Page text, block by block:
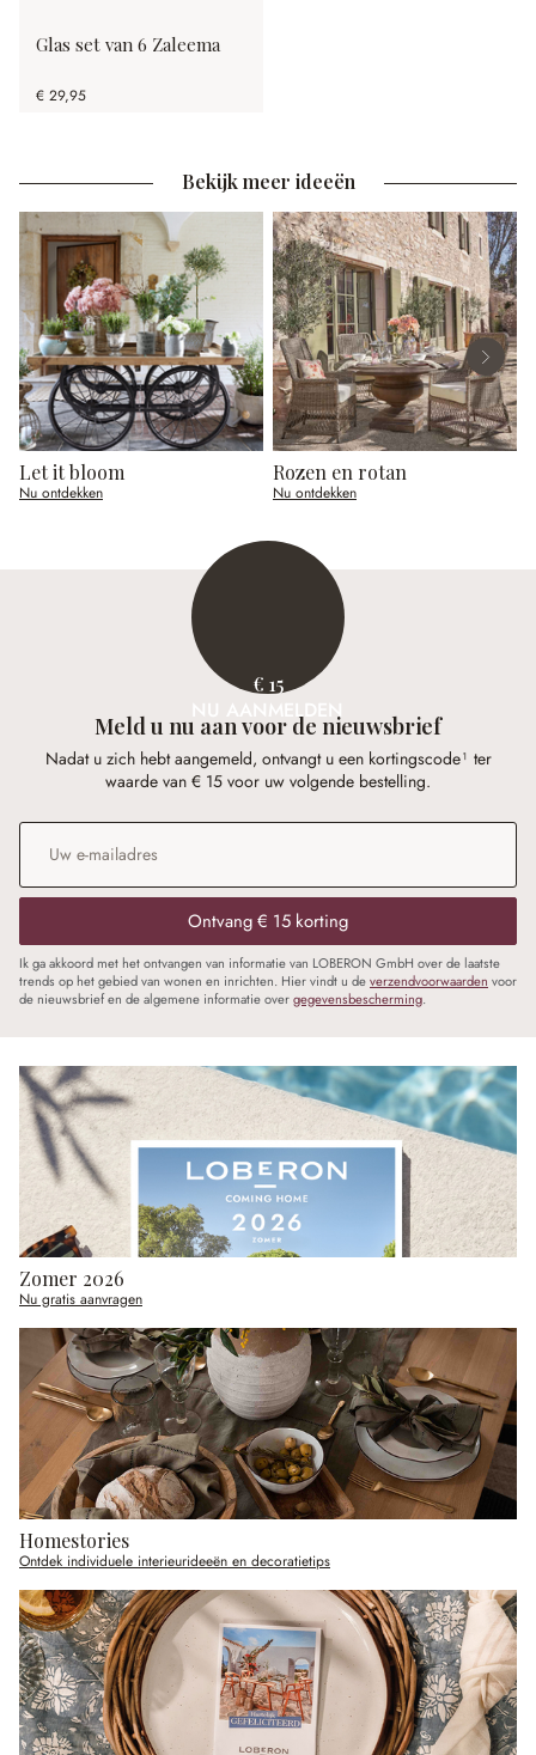
Glas set van 6 Zaleema
€ 29,95
Bekijk meer ideeën
Let it bloom
Nu ontdekken
Rozen en rotan
Nu ontdekken
€ 15
NU AANMELDEN
Meld u nu aan voor de nieuwsbrief
Nadat u zich hebt aangemeld, ontvangt u een kortingscode¹ ter
waarde van € 15 voor uw volgende bestelling.
E-mailadres
Ontvang € 15 korting
Ik ga akkoord met het ontvangen van informatie van LOBERON GmbH over de laatste
trends op het gebied van wonen en inrichten. Hier vindt u deverzendvoorwaarden voor
de nieuwsbrief en de algemene informatie overgegevensbescherming.
Zomer 2026
Nu gratis aanvragen
Homestories
Ontdek individuele interieurideeën en decoratietips